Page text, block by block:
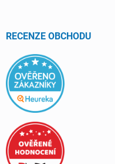
RECENZE OBCHODU